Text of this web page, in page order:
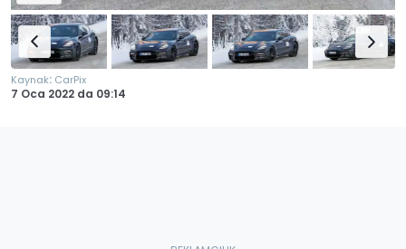
Kaynak: CarPix
7 Oca 2022 da 09:14